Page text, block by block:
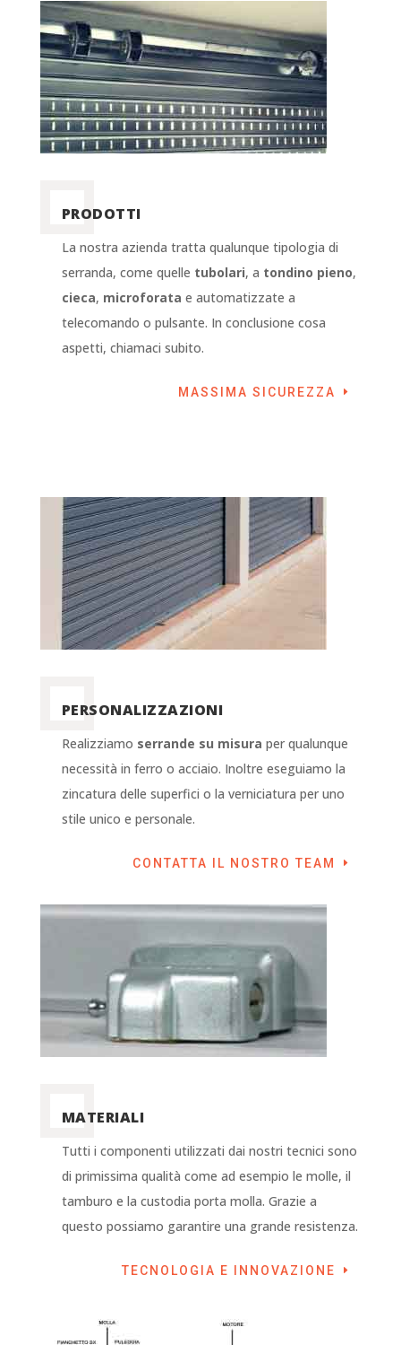
PRODOTTI
La nostra azienda tratta qualunque tipologia di
serranda, come quelle tubolari, a tondino pieno,
cieca, microforata e automatizzate a
telecomando o pulsante. In conclusione cosa
aspetti, chiamaci subito.
MASSIMA SICUREZZA
PERSONALIZZAZIONI
Realizziamo serrande su misura per qualunque
necessità in ferro o acciaio. Inoltre eseguiamo la
zincatura delle superfici o la verniciatura per uno
stile unico e personale.
CONTATTA IL NOSTRO TEAM
MATERIALI
Tutti i componenti utilizzati dai nostri tecnici sono
di primissima qualità come ad esempio le molle, il
tamburo e la custodia porta molla. Grazie a
questo possiamo garantire una grande resistenza.
TECNOLOGIA E INNOVAZIONE